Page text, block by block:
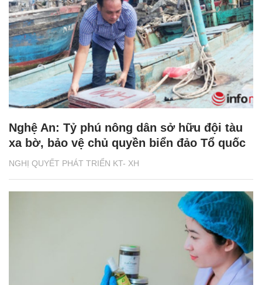
NGHỊ QUYẾT PHÁT TRIỂN KT- XH
Nghệ An: Tỷ phú nông dân sở hữu đội tàu
xa bờ, bảo vệ chủ quyền biển đảo Tổ quốc